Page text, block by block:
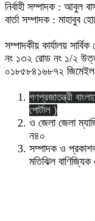
নির্বাহী সম্পাদক :
বার্তা সম্পাদক : মাহাবুব
সম্পাদকীয় কার্যালয়
নং ১৩২ রোড নং ১/২
০১৮৫৮৪১৬৮৭২
গণপ্রজাতন্ত্রী
পোর্টাল )
ও জেলা জেলা
ন৪০
সম্পাদক ও
মতিঝিল